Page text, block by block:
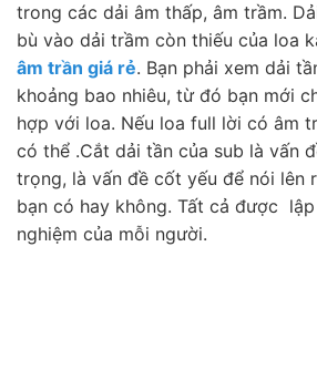
trong các dải âm thấp, âm trầm.
bù vào dải trầm còn thiếu của loa
âm trần giá rẻ. Bạn phải xem dải
khoảng bao nhiêu, từ đó bạn mới
hợp với loa. Nếu loa full lời có âm
có thể .Cắt dải tần của sub là vấn
trọng, là vấn đề cốt yếu để nói lên
bạn có hay không. Tất cả được
nghiệm của mỗi người.